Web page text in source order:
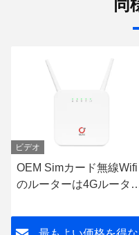
同
ビデオ
OEM Simカード無線Wifi
のルーターは4Gルータ
OLAX AX6を鍵を開けた